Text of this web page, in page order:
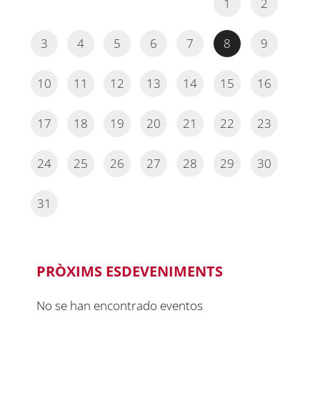
3 4 5 6 7 8 9
10 11 12 13 14 15 16
17 18 19 20 21 22 23
24 25 26 27 28 29 30
31
PRÒXIMS ESDEVENIMENTS
No se han encontrado eventos